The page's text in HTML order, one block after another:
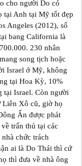
cho người Do có
tại Anh tại Mỹ tốt đẹp
Angeles (2012), số
bang California là
230 nhân
song tịch hoặc
Israel ở Mỹ, không
tại Hoa Kỳ, 10%
tại Israel. Còn người
Liên Xô cũ, giờ họ
Ấn được phát
trấn thủ tại các
chức trách
ai là Do Thái thì cứ
thì đưa về nhà ông